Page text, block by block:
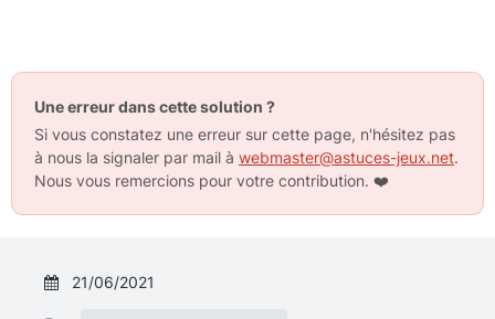
Une erreur dans cette solution ?
Si vous constatez une erreur sur cette page, n'hésitez pas
à nous la signaler par mail à webmaster@astuces-jeux.net.
Nous vous remercions pour votre contribution. ❤️
21/06/2021